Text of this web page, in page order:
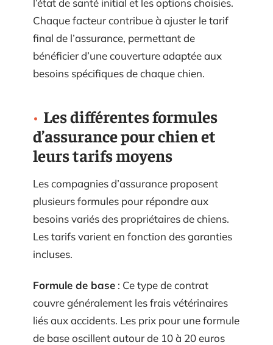
Chaque facteur contribue à ajuster le tarif
final de l’assurance, permettant de
bénéficier d’une couverture adaptée aux
besoins spécifiques de chaque chien.
Les différentes formules
d’assurance pour chien et
leurs tarifs moyens
Les compagnies d’assurance proposent
plusieurs formules pour répondre aux
besoins variés des propriétaires de chiens.
Les tarifs varient en fonction des garanties
incluses.
Formule de base : Ce type de contrat
couvre généralement les frais vétérinaires
liés aux accidents. Les prix pour une formule
de base oscillent autour de 10 à 20 euros